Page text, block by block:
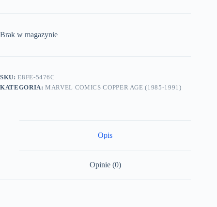
Brak w magazynie
SKU:E8FE-5476C
KATEGORIA:MARVEL COMICS COPPER AGE (1985-1991)
Opis
Opinie (0)